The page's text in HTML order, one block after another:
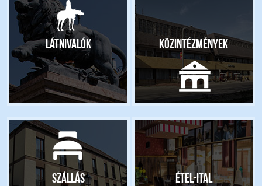
Látnivalók Közintézmények
Szállás Étel-ital